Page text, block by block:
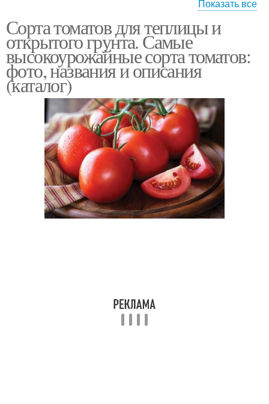
краснодарского края
грунта
Тепличные помидоры
подмосковья
Показать все
Сорта томатов для теплицы и
открытого грунта. Самые
высокоурожайные сорта томатов:
фото, названия и описания
(каталог)